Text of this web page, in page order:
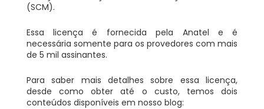
(SCM).
Essa licença é fornecida pela Anatel e é
necessária somente para os provedores com mais
de 5 mil assinantes.
Para saber mais detalhes sobre essa licença,
desde como obter até o custo, temos dois
conteúdos disponíveis em nosso blog: